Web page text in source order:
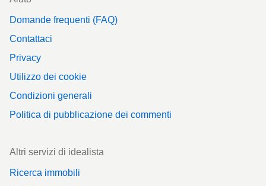
Domande frequenti (FAQ)
Contattaci
Privacy
Utilizzo dei cookie
Condizioni generali
Politica di pubblicazione dei commenti
Altri servizi di idealista
Ricerca immobili